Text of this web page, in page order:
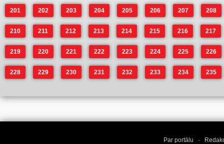
201 202 203 204 205 206 207 208
210 211 212 213 214 215 216 217
219 220 221 222 223 224 225 226
228 229 230 231 232 233 234 235
Par portālu ·